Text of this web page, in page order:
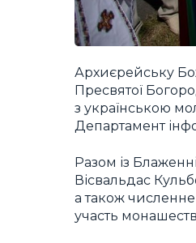
Архиєрейську
Пресвятої
з українською
Департамент
Разом із
Вісвальдас
а також численне
участь